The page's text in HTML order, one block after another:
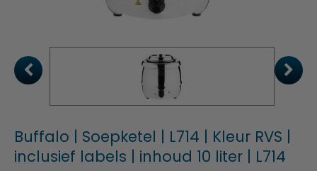
Buffalo | Soepketel | L714 | Kleur RVS |
inclusief labels | inhoud 10 liter | L714